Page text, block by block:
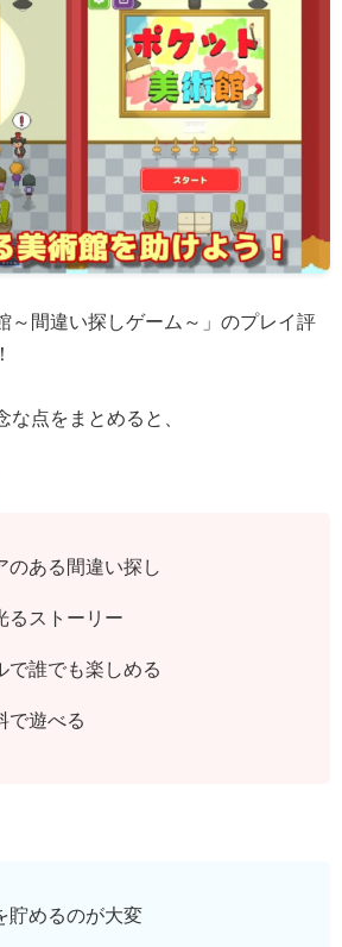
～間違い探しゲーム～」のプレイ評
点をまとめると、
のある間違い探し
るストーリー
で誰でも楽しめる
で遊べる
貯めるのが大変